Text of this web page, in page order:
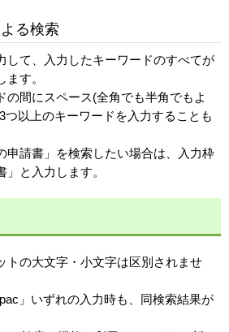
る検索
して、入力したキーワードのすべてが
す。
の間にスペース(全角でも半角でもよ
つ以上のキーワードを入力することも
申請書」を検索したい場合は、入力枠
と入力します。
トの大文字・小文字は区別されませ
」いずれの入力時も、同検索結果が